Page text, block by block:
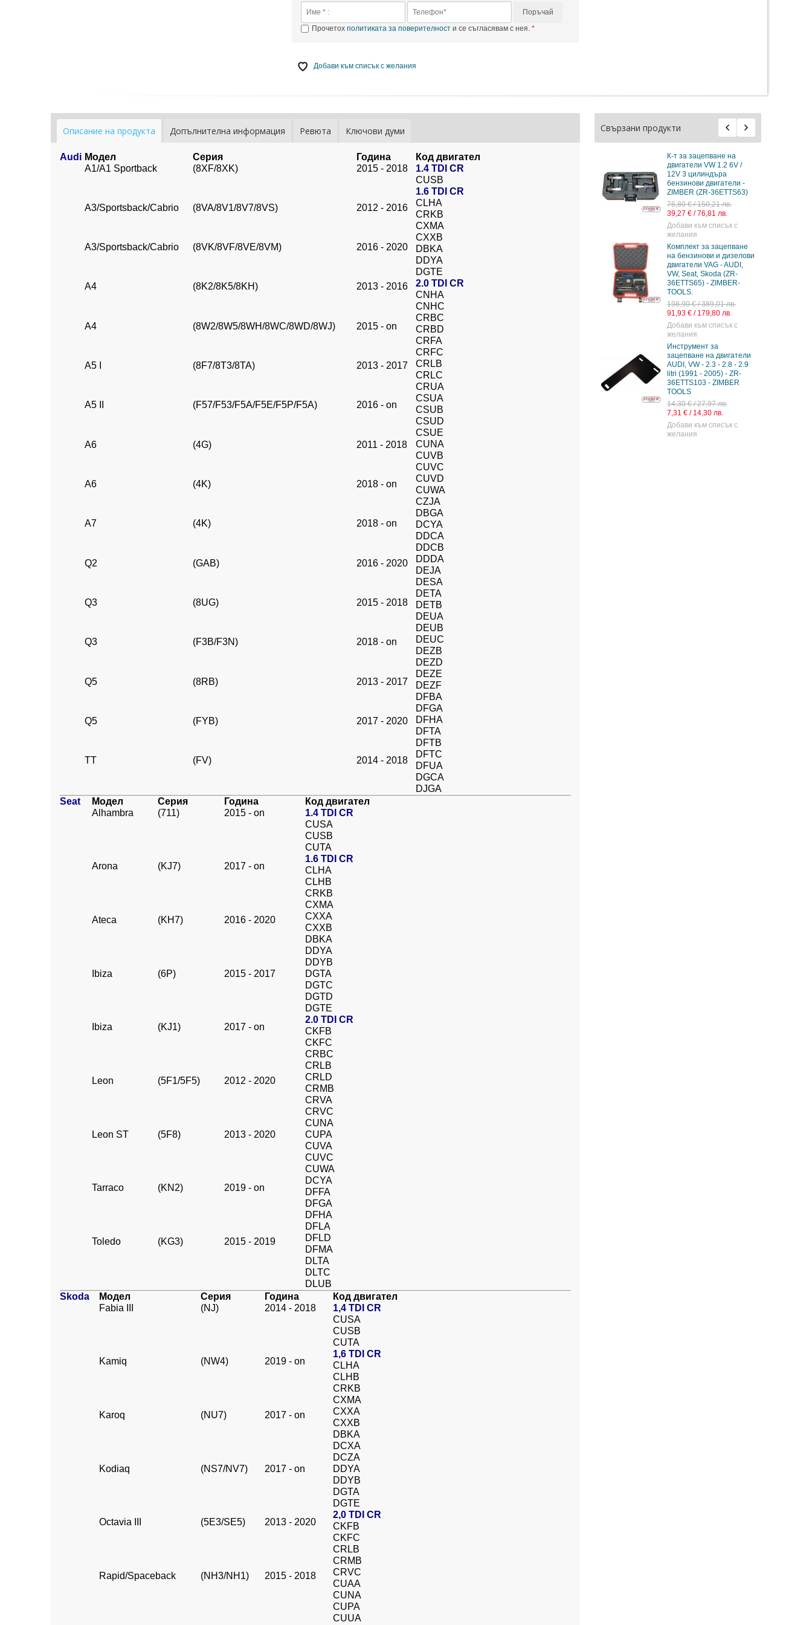
Поръчай
Прочетохполитиката за поверителност и се съгласявам с нея.
Добави към списък с желания
Описание на продукта Допълнителна информация Ревюта Ключови думи
Audi Модел Серия Година
Код двигател
A1/A1 Sportback
(8XF/8XK) 2015 - 2018
1.4 TDI CR
CUSB
1.6 TDI CR
CLHA
CRKB
CXMA
CXXB
DBKA
DDYA
DGTE
2.0 TDI CR
CNHA
CNHC
CRBC
CRBD
CRFA
CRFC
CRLB
CRLC
CRUA
CSUA
CSUB
CSUD
CSUE
CUNA
CUVB
CUVC
CUVD
CUWA
CZJA
DBGA
DCYA
DDCA
DDCB
DDDA
DEJA
DESA
DETA
DETB
DEUA
DEUB
DEUC
DEZB
DEZD
DEZE
DEZF
DFBA
DFGA
DFHA
DFTA
DFTB
DFTC
DFUA
DGCA
DJGA
A3/Sportsback/Cabrio (8VA/8V1/8V7/8VS) 2012 - 2016
A3/Sportsback/Cabrio (8VK/8VF/8VE/8VM) 2016 - 2020
A4 (8K2/8K5/8KH) 2013 - 2016
A4 (8W2/8W5/8WH/8WC/8WD/8WJ) 2015 - on
A5 I (8F7/8T3/8TA) 2013 - 2017
A5 II (F57/F53/F5A/F5E/F5P/F5A) 2016 - on
A6 (4G) 2011 - 2018
A6 (4K) 2018 - on
A7 (4K) 2018 - on
Q2 (GAB) 2016 - 2020
Q3 (8UG) 2015 - 2018
Q3 (F3B/F3N) 2018 - on
Q5 (8RB) 2013 - 2017
Q5 (FYB) 2017 - 2020
TT (FV) 2014 - 2018
Seat Модел Серия Година
Код двигател
Alhambra
(711) 2015 - on
1.4 TDI CR
CUSA
CUSB
CUTA
1.6 TDI CR
CLHA
CLHB
CRKB
CXMA
CXXA
CXXB
DBKA
DDYA
DDYB
DGTA
DGTC
DGTD
DGTE
2.0 TDI CR
CKFB
CKFC
CRBC
CRLB
CRLD
CRMB
CRVA
CRVC
CUNA
CUPA
CUVA
CUVC
CUWA
DCYA
DFFA
DFGA
DFHA
DFLA
DFLD
DFMA
DLTA
DLTC
DLUB
Arona (KJ7) 2017 - on
Ateca (KH7) 2016 - 2020
Ibiza (6P) 2015 - 2017
Ibiza (KJ1) 2017 - on
Leon (5F1/5F5) 2012 - 2020
Leon ST (5F8) 2013 - 2020
Tarraco (KN2) 2019 - on
Toledo (KG3) 2015 - 2019
Skoda Модел Серия Година
Код двигател
Fabia III
(NJ) 2014 - 2018
1,4 TDI CR
CUSA
CUSB
CUTA
1,6 TDI CR
CLHA
CLHB
CRKB
CXMA
CXXA
CXXB
DBKA
DCXA
DCZA
DDYA
DDYB
DGTA
DGTE
2,0 TDI CR
CKFB
CKFC
CRLB
CRMB
CRVC
CUAA
CUNA
CUPA
CUUA
Kamiq (NW4) 2019 - on
Karoq (NU7) 2017 - on
Kodiaq (NS7/NV7) 2017 - on
Octavia III (5E3/SE5) 2013 - 2020
Rapid/Spaceback (NH3/NH1) 2015 - 2018
Свързани продукти
12V 3 цилиндъра
бензинови двигатели -
ZIMBER (ZR-36ETTS63)
76,80 € / 150,21 лв.
Комплект за зацепване
на бензинови и дизелови
двигатели VAG - AUDI,
VW, Seat, Skoda (ZR-
36ETTS65) - ZIMBER-
198,90 € / 389,01 лв.
зацепване на двигатели
AUDI, VW - 2.3 - 2.8 - 2.9
litri (1991 - 2005) - ZR-
36ETTS103 - ZIMBER
зацепване на
ZR-36ETTS42 -
TOOLS. -15.00€-
дизелови двигатели
AUDI, VW, CITROEN -
ZIMBER
59,92 € / 117,19 лв.
31,90 € / 62,39 лв.
16,31 € / 31,90 лв.
Добави към списък с